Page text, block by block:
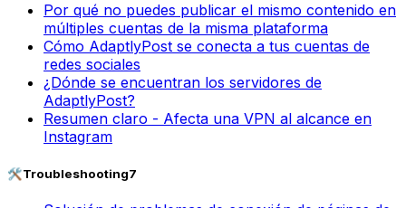
Por qué no puedes publicar el mismo contenido en
múltiples cuentas de la misma plataforma
Cómo AdaptlyPost se conecta a tus cuentas de
redes sociales
¿Dónde se encuentran los servidores de
AdaptlyPost?
Resumen claro - Afecta una VPN al alcance en
Instagram
🛠️Troubleshooting7